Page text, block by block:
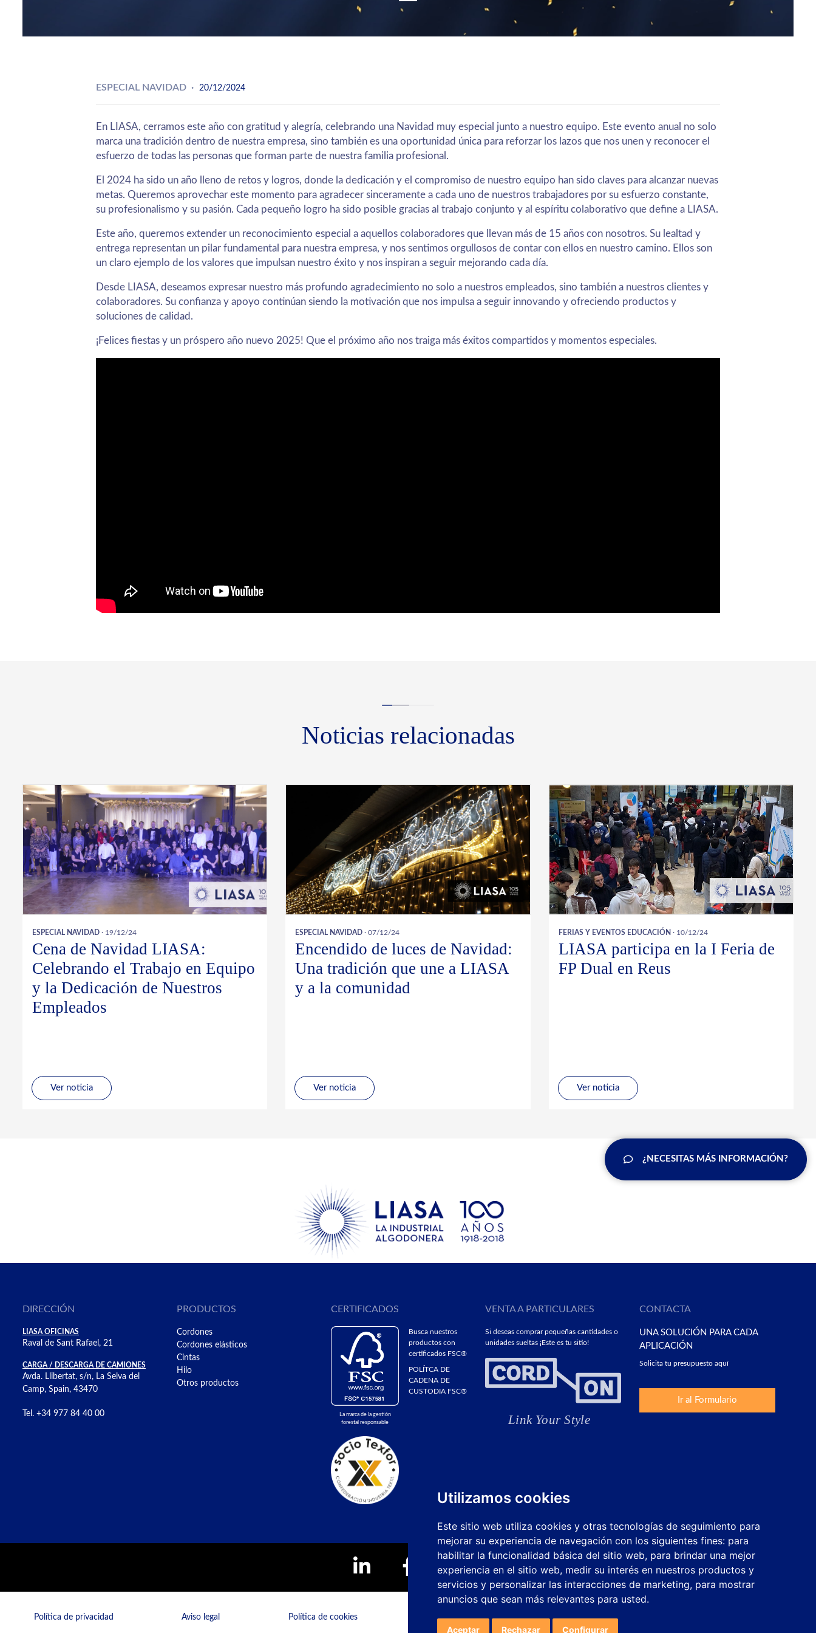
Utilizamos cookies
Este sitio web utiliza cookies y otras tecnologías de seguimiento para
mejorar su experiencia de navegación con los siguientes fines: para
habilitar la funcionalidad básica del sitio web, para brindar una mejor
experiencia en el sitio web, medir su interés en nuestros productos y
servicios y personalizar las interacciones de marketing, para mostrar
anuncios que sean más relevantes para usted.
Aceptar Rechazar Configurar
ESPECIAL NAVIDAD 20/12/2024
En LIASA, cerramos este año con gratitud y alegría, celebrando una Navidad muy especial junto a nuestro equipo. Este evento anual no solo
marca una tradición dentro de nuestra empresa, sino también es una oportunidad única para reforzar los lazos que nos unen y reconocer el
esfuerzo de todas las personas que forman parte de nuestra familia profesional.
El 2024 ha sido un año lleno de retos y logros, donde la dedicación y el compromiso de nuestro equipo han sido claves para alcanzar nuevas
metas. Queremos aprovechar este momento para agradecer sinceramente a cada uno de nuestros trabajadores por su esfuerzo constante,
su profesionalismo y su pasión. Cada pequeño logro ha sido posible gracias al trabajo conjunto y al espíritu colaborativo que define a LIASA.
Este año, queremos extender un reconocimiento especial a aquellos colaboradores que llevan más de 15 años con nosotros. Su lealtad y
entrega representan un pilar fundamental para nuestra empresa, y nos sentimos orgullosos de contar con ellos en nuestro camino. Ellos son
un claro ejemplo de los valores que impulsan nuestro éxito y nos inspiran a seguir mejorando cada día.
Desde LIASA, deseamos expresar nuestro más profundo agradecimiento no solo a nuestros empleados, sino también a nuestros clientes y
colaboradores. Su confianza y apoyo continúan siendo la motivación que nos impulsa a seguir innovando y ofreciendo productos y
soluciones de calidad.
¡Felices fiestas y un próspero año nuevo 2025! Que el próximo año nos traiga más éxitos compartidos y momentos especiales.
Noticias relacionadas
ESPECIAL NAVIDAD · 19/12/24
Cena de Navidad LIASA:
Celebrando el Trabajo en Equipo
y la Dedicación de Nuestros
Empleados
Ver noticia
ESPECIAL NAVIDAD · 07/12/24
Encendido de luces de Navidad:
Una tradición que une a LIASA
y a la comunidad
Ver noticia
FERIAS Y EVENTOS EDUCACIÓN · 10/12/24
LIASA participa en la I Feria de
FP Dual en Reus
Ver noticia
¿NECESITAS MÁS INFORMACIÓN?
DIRECCIÓN
LIASA OFICINAS
Raval de Sant Rafael, 21
CARGA / DESCARGA DE CAMIONES
Avda. Llibertat, s/n, La Selva del
Camp, Spain, 43470
Tel. +34 977 84 40 00
PRODUCTOS
Cordones
Cordones elásticos
Cintas
Hilo
Otros productos
CERTIFICADOS
Busca nuestros
productos con
certificados FSC®
POLÍTCA DE
CADENA DE
CUSTODIA FSC®
La marca de la gestión
forestal responsable
VENTA A PARTICULARES
Si deseas comprar pequeñas cantidades o
unidades sueltas ¡Este es tu sitio!
CONTACTA
UNA SOLUCIÓN PARA CADA
APLICACIÓN
Solicita tu presupuesto aquí
Ir al Formulario
Política de privacidad Aviso legal Política de cookies Canal de denuncias Trabaja con nosotros